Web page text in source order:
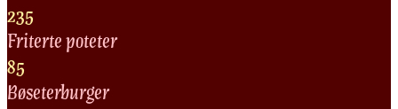
235
Friterte poteter
85
Bøseterburger